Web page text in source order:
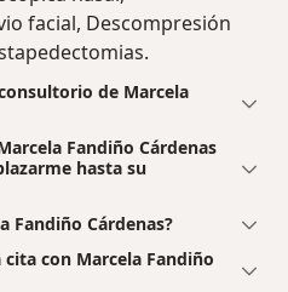
facial, Descompresión
de Marcela
Fandiño Cárdenas
hasta su
Fandiño Cárdenas?
con Marcela Fandiño